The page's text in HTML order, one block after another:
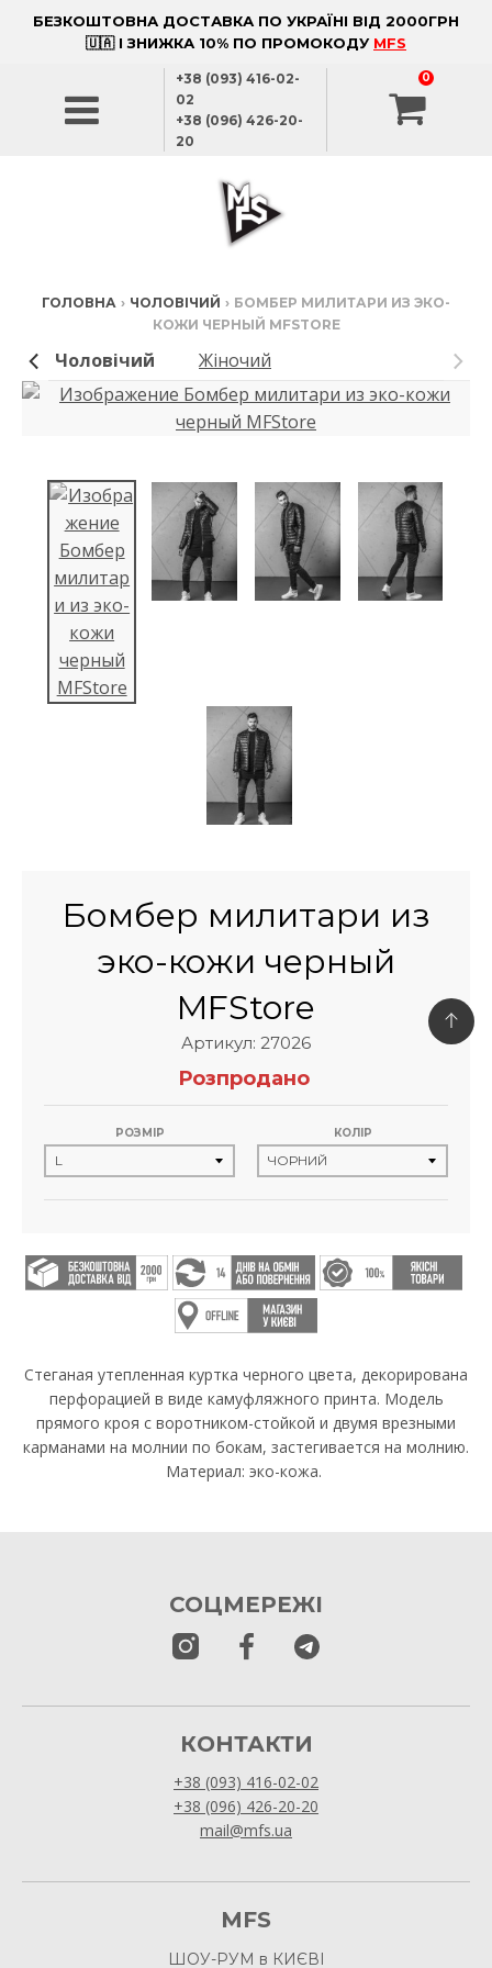
БЕЗКОШТОВНА ДОСТАВКА ПО УКРАЇНІ ВІД 2000ГРН
🇺🇦 І ЗНИЖКА 10% ПО ПРОМОКОДУ MFS
+38 (093) 416-02-
02
+38 (096) 426-20-
20
0
ГОЛОВНА › ЧОЛОВІЧИЙ › БОМБЕР МИЛИТАРИ ИЗ ЭКО-
КОЖИ ЧЕРНЫЙ MFSTORE
Чоловічий Жіночий
Бомбер милитари из
эко-кожи черный
MFStore
Артикул: 27026
Розпродано
РОЗМІР КОЛІР
Стеганая утепленная куртка черного цвета, декорирована
перфорацией в виде камуфляжного принта. Модель
прямого кроя с воротником-стойкой и двумя врезными
карманами на молнии по бокам, застегивается на молнию.
Материал: эко-кожа.
СОЦМЕРЕЖІ
КОНТАКТИ
+38 (093) 416-02-02
+38 (096) 426-20-20
mail@mfs.ua
MFS
ШОУ-РУМ в КИЄВІ